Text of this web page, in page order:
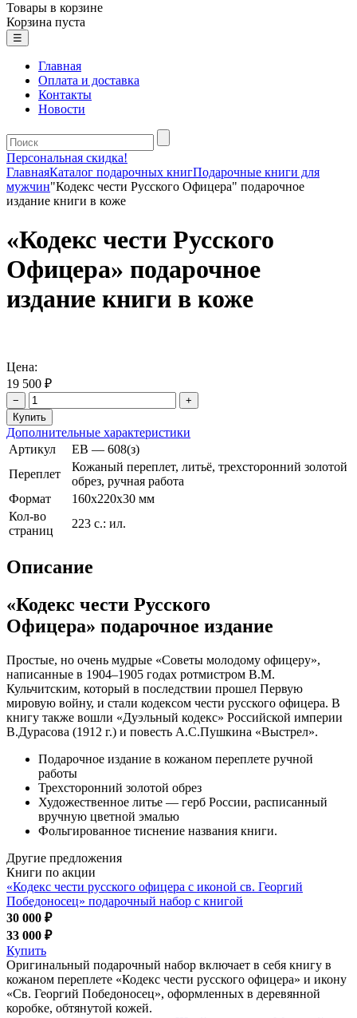
Товары в корзине
Корзина пуста
☰
Главная
Оплата и доставка
Контакты
Новости
Персональная скидка!
ГлавнаяКаталог подарочных книгПодарочные книги для
мужчин"Кодекс чести Русского Офицера" подарочное
издание книги в коже
«Кодекс чести Русского
Офицера» подарочное
издание книги в коже
Цена:
19 500 ₽
− +
Дополнительные характеристики
Артикул
ЕВ — 608(з)
Переплет
Кожаный переплет, литьё, трехсторонний золотой
обрез, ручная работа
Формат
160х220х30 мм
Кол-во
страниц
223 с.: ил.
Описание
«Кодекс чести Русского
Офицера» подарочное издание
Простые, но очень мудрые «Советы молодому офицеру»,
написанные в 1904–1905 годах ротмистром В.М.
Кульчитским, который в последствии прошел Первую
мировую войну, и стали кодексом чести русского офицера. В
книгу также вошли «Дуэльный кодекс» Российской империи
В.Дурасова (1912 г.) и повесть А.С.Пушкина «Выстрел».
Подарочное издание в кожаном переплете ручной
работы
Трехсторонний золотой обрез
Художественное литье — герб России, расписанный
вручную цветной эмалью
Фольгированное тиснение названия книги.
Другие предложения
Книги по акции
«Кодекс чести русского офицера с иконой св. Георгий
Победоносец» подарочный набор с книгой
30 000 ₽
33 000 ₽
Купить
Оригинальный подарочный набор включает в себя книгу в
кожаном переплете «Кодекс чести русского офицера» и икону
«Св. Георгий Победоносец», оформленных в деревянной
коробке, обтянутой кожей.